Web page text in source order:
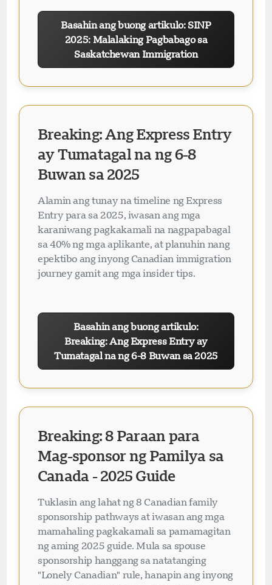
Basahin ang buong artikulo: SINP
2025: Malalaking Pagbabago sa
Saskatchewan Immigration
Breaking: Ang Express Entry
ay Tumatagal na ng 6-8
Buwan sa 2025
Alamin ang tunay na timeline ng Express
Entry para sa 2025, iwasan ang mga
karaniwang pagkakamali na nagpapabagal
sa 40% ng mga aplikante, at planuhin nang
epektibo ang inyong Canadian immigration
journey gamit ang mga insider tips.
Basahin ang buong artikulo:
Breaking: Ang Express Entry ay
Tumatagal na ng 6-8 Buwan sa 2025
Breaking: 8 Paraan para
Mag-sponsor ng Pamilya sa
Canada - 2025 Guide
Tuklasin ang lahat ng 8 Canadian family
sponsorship pathways at iwasan ang mga
mamahaling pagkakamali sa pamamagitan
ng aming 2025 guide. Mula sa spouse
sponsorship hanggang sa natatanging
"Lonely Canadian" rule, hanapin ang inyong